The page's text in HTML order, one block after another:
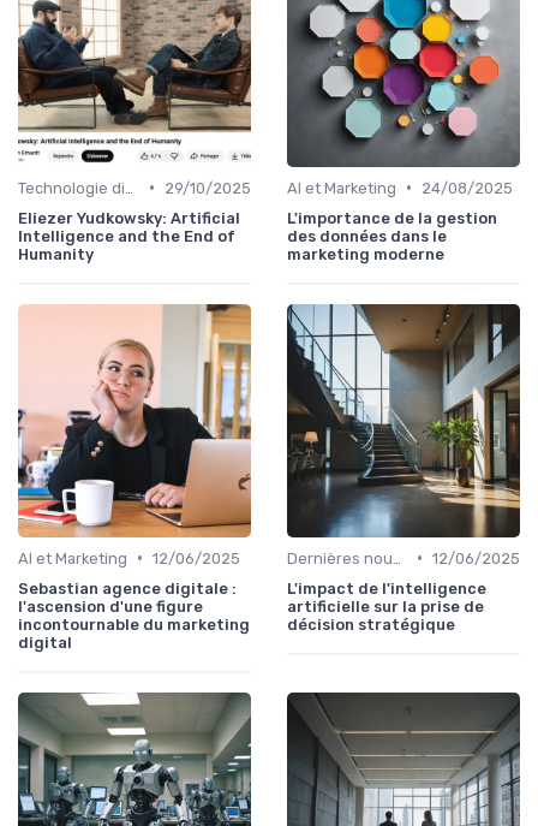
•
29/10/2025
Eliezer Yudkowsky: Artificial
Intelligence and the End of
Humanity
AI et Marketing •
24/08/2025
L'importance de la gestion
des données dans le
marketing moderne
AI et Marketing • 12/06/2025
Sebastian agence digitale :
l'ascension d'une figure
incontournable du marketing
digital
• 12/06/2025
L'impact de l'intelligence
artificielle sur la prise de
décision stratégique